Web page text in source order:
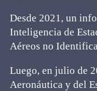
Desde 2021, un
Inteligencia de
Aéreos no
Luego, en julio de
Aeronáutica y del